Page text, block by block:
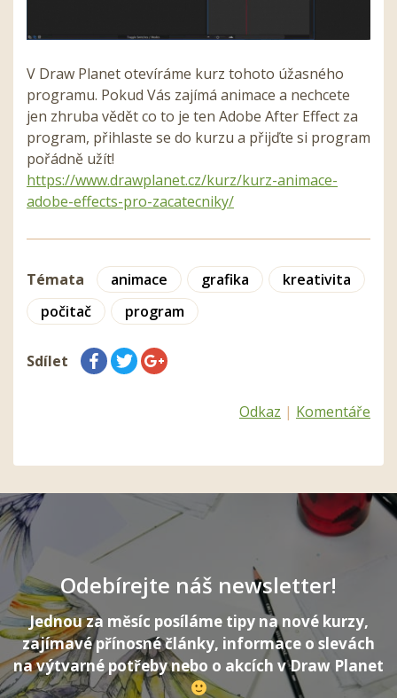
V Draw Planet otevíráme kurz tohoto úžasného
programu. Pokud Vás zajímá animace a nechcete
jen zhruba vědět co to je ten Adobe After Effect za
program, přihlaste se do kurzu a přijďte si program
pořádně užít!
https://www.drawplanet.cz/kurz/kurz-animace-
adobe-effects-pro-zacatecniky/
Témata animace grafika
kreativita
počitač
program
Sdílet
Odkaz | Komentáře
Odebírejte náš newsletter!
Jednou za měsíc posíláme tipy na nové kurzy,
zajímavé přínosné články, informace o slevách
na výtvarné potřeby nebo o akcích v Draw Planet